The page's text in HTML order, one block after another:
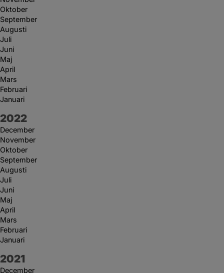
Oktober
September
Augusti
Juli
Juni
Maj
April
Mars
Februari
Januari
År:
2022
December
November
Oktober
September
Augusti
Juli
Juni
Maj
April
Mars
Februari
Januari
År:
2021
December